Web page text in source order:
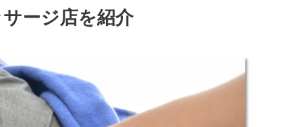
ージ店を紹介